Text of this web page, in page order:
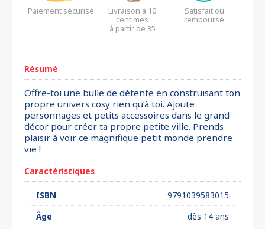
Paiement sécurisé
Livraison à 10
centimes
à partir de 35
Satisfait ou
remboursé
Résumé
Offre-toi une bulle de détente en construisant ton
propre univers cosy rien qu’à toi. Ajoute
personnages et petits accessoires dans le grand
décor pour créer ta propre petite ville. Prends
plaisir à voir ce magnifique petit monde prendre
vie !
Caractéristiques
ISBN
9791039583015
Âge
dès 14 ans